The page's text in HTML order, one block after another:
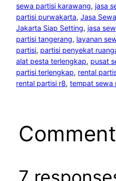
sewa partisi karawang, jasa
partisi purwakarta, Jasa
Jakarta Siap Setting, jasa
partisi tangerang, layanan
partisi, partisi penyekat
alat pesta terlengkap, pusat
partisi terlengkap, rental
rental partisi r8, tempat sewa